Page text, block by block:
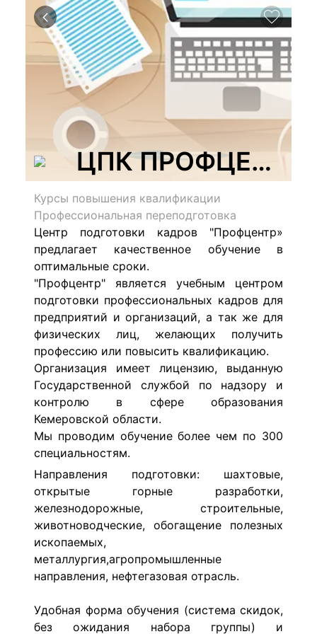
ЦПК ПРОФЦЕНТР,
Курсы повышения квалификации
Профессиональная переподготовка
Центр подготовки кадров "Профцентр»
предлагает качественное обучение в
оптимальные сроки.
"Профцентр" является учебным центром
подготовки профессиональных кадров для
предприятий и организаций, а так же для
физических лиц, желающих получить
профессию или повысить квалификацию.
Организация имеет лицензию, выданную
Государственной службой по надзору и
контролю в сфере образования
Кемеровской области.
Мы проводим обучение более чем по 300
специальностям.
Направления подготовки: шахтовые,
открытые горные разработки,
железнодорожные, строительные,
животноводческие, обогащение полезных
ископаемых,
металлургия,агропромышленные
направления, нефтегазовая отрасль.
Удобная форма обучения (система скидок,
без ожидания набора группы) и